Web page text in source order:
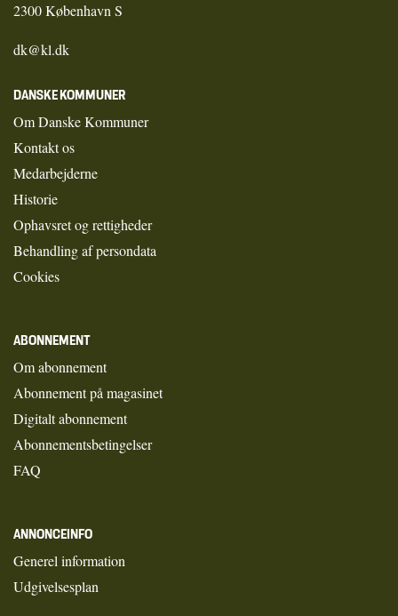
2300 København S
dk@kl.dk
DANSKE KOMMUNER
Om Danske Kommuner
Kontakt os
Medarbejderne
Historie
Ophavsret og rettigheder
Behandling af persondata
Cookies
ABONNEMENT
Om abonnement
Abonnement på magasinet
Digitalt abonnement
Abonnementsbetingelser
FAQ
ANNONCEINFO
Generel information
Udgivelsesplan